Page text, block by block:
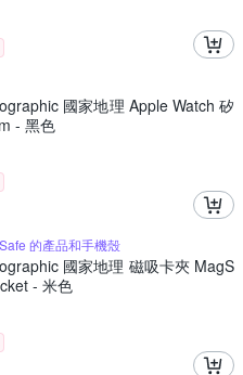
國家地理 Apple Watch 矽
- 黑色
的產品和手機殼
國家地理 磁吸卡夾 MagS
- 米色